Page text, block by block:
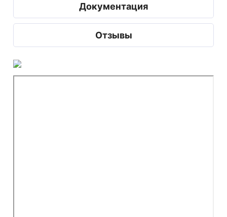
Документация
Отзывы